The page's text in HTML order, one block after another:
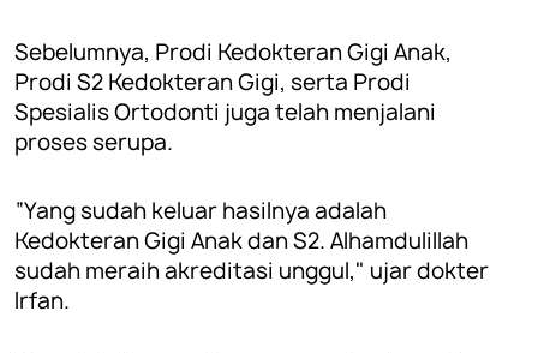
Sebelumnya, Prodi Kedokteran Gigi Anak,
Prodi S2 Kedokteran Gigi, serta Prodi
Spesialis Ortodonti juga telah menjalani
proses serupa.
“Yang sudah keluar hasilnya adalah
Kedokteran Gigi Anak dan S2. Alhamdulillah
sudah meraih akreditasi unggul," ujar dokter
Irfan.